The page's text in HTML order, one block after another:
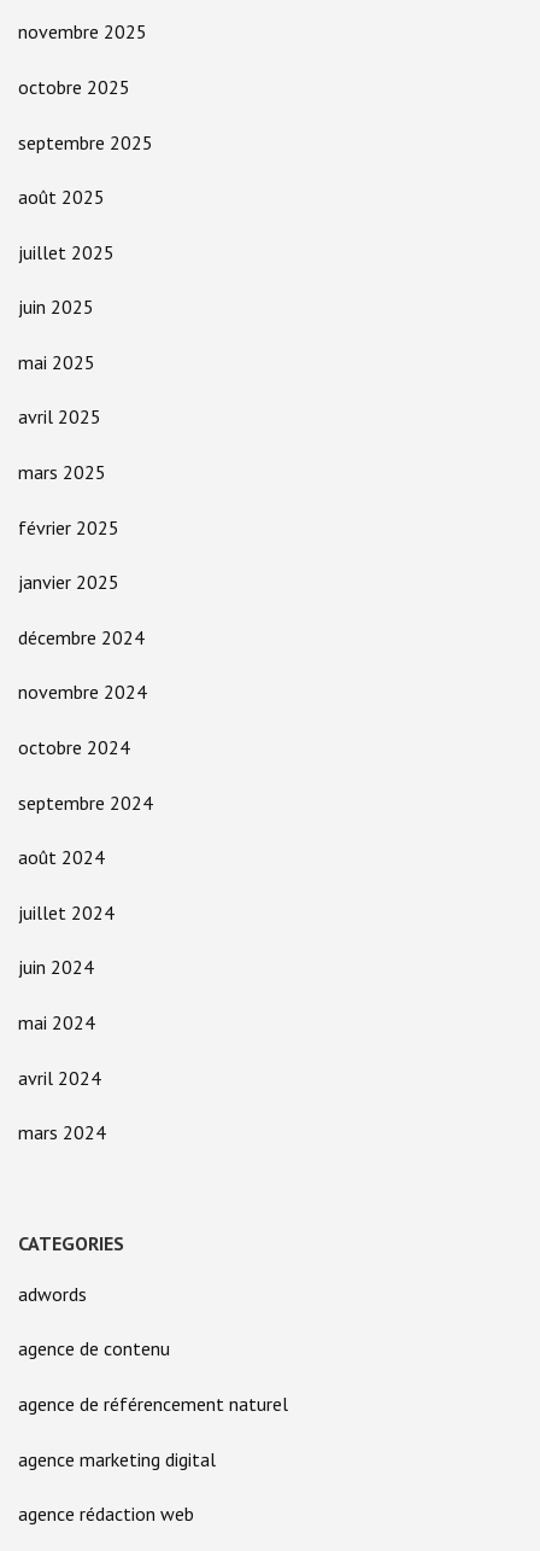
novembre 2025
octobre 2025
septembre 2025
août 2025
juillet 2025
juin 2025
mai 2025
avril 2025
mars 2025
février 2025
janvier 2025
décembre 2024
novembre 2024
octobre 2024
septembre 2024
août 2024
juillet 2024
juin 2024
mai 2024
avril 2024
mars 2024
CATEGORIES
adwords
agence de contenu
agence de référencement naturel
agence marketing digital
agence rédaction web